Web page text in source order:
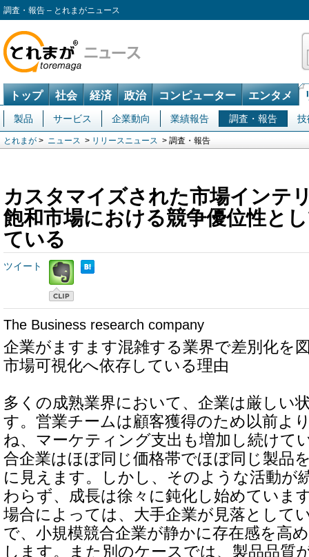
調査・報告 – とれまがニュース
トップ 社会 経済 政治 コンピューター エンタメ
製品 サービス 企業動向 業績報告 調査・報告 技
とれまが > ニュース > リリースニュース > 調査・報告
カスタマイズされた市場インテ
飽和市場における競争優位性と
ている
ツイート
The Business research company
企業がますます混雑する業界で差別化を
市場可視化へ依存している理由
多くの成熟業界において、企業は厳しい
す。営業チームは顧客獲得のため以前よ
ね、マーケティング支出も増加し続けて
合企業はほぼ同じ価格帯でほぼ同じ製品
に見えます。しかし、そのような活動が
わらず、成長は徐々に鈍化し始めていま
場合によっては、大手企業が見落として
で、小規模競合企業が静かに存在感を高
します。また別のケースでは、製品品質